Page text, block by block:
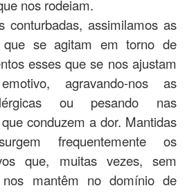
nos rodeiam.
conturbadas, assimilamos as
que se agitam em torno de
esses que se nos ajustam
agravando-nos as
ou pesando nas
conduzem a dor. Mantidas
frequentemente os
que, muitas vezes, sem
mantêm no domínio de